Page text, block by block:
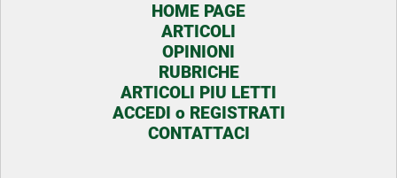
HOME PAGE
ARTICOLI
OPINIONI
RUBRICHE
ARTICOLI PIU LETTI
ACCEDI o REGISTRATI
CONTATTACI